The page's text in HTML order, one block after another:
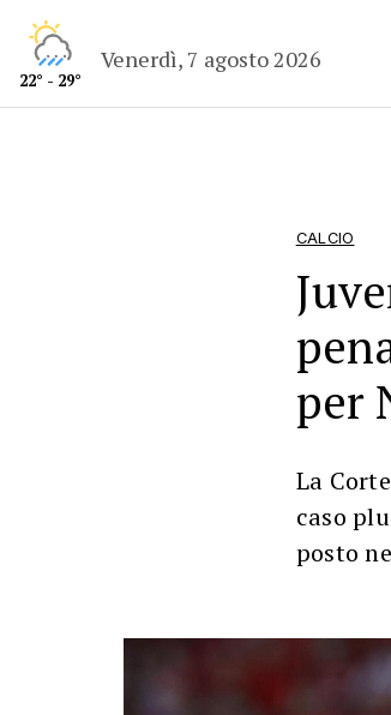
22° - 29°
Venerdì, 7 agosto 2026
CALCIO
per
La
caso
posto